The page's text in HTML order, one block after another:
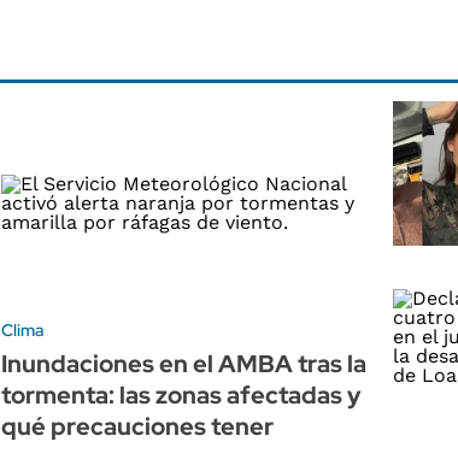
Clima
Inundaciones en el AMBA tras la
tormenta: las zonas afectadas y
qué precauciones tener